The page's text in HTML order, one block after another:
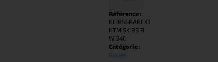
Référence :
KIT85GRAREX1
KTM SX 85 B
W 340
Catégorie :
Roues